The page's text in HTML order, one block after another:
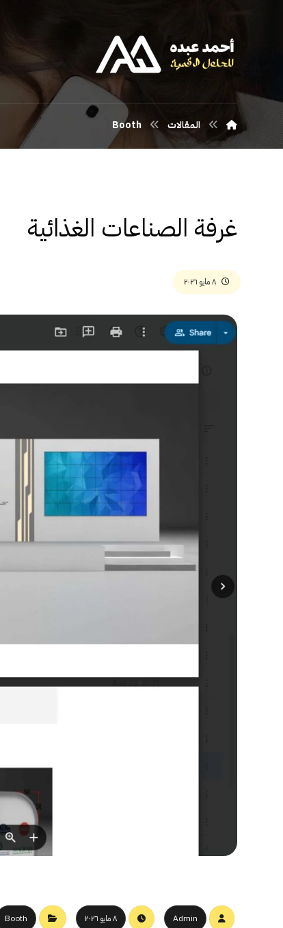
المقالات Booth
غرفة الصناعات الغذائية
٨ مايو ٢٠٢٦
Admin ٨ مايو ٢٠٢٦ Booth